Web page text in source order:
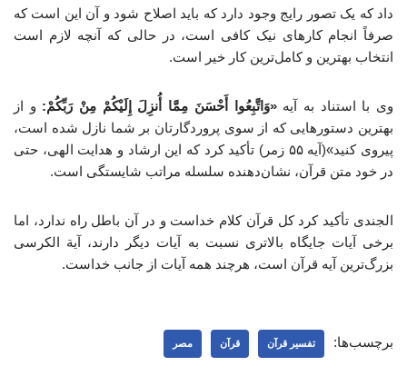
داد که یک تصور رایج وجود دارد که باید اصلاح شود و آن این است که
صرفاً انجام کارهای نیک کافی است، در حالی که آنچه لازم است
انتخاب بهترین و کامل‌ترین کار خیر است.
وی با استناد به آیه«وَاتَّبِعُوا أَحْسَنَ مِمَّا أُنزِلَ إِلَیْکُمْ مِنْ رَبِّکُمْ: و از
بهترین دستورهایی که از سوی پروردگارتان بر شما نازل شده است،
پیروی کنید»(آیه ۵۵ زمر) تأکید کرد که این ارشاد و هدایت الهی، حتی
در خود متن قرآن، نشان‌دهنده سلسله مراتب شایستگی است.
الجندی تأکید کرد کل قرآن کلام خداست و در آن باطل راه ندارد، اما
برخی آیات جایگاه بالاتری نسبت به آیات دیگر دارند، آیة الکرسی
بزرگ‌ترین آیه قرآن است، هرچند همه آیات از جانب خداست.
برچسب‌ها: تفسیر قرآن قرآن مصر